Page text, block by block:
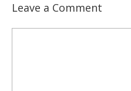
Leave a Comment